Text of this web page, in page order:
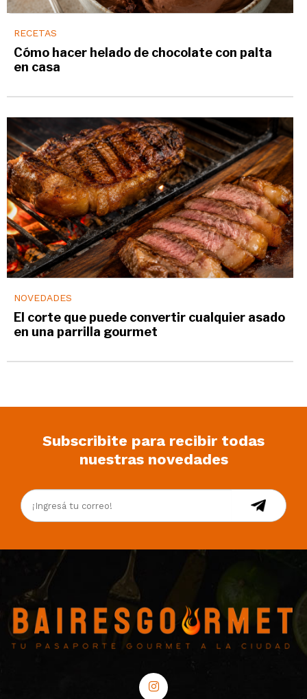
RECETAS
Cómo hacer helado de chocolate con palta
en casa
NOVEDADES
El corte que puede convertir cualquier asado
en una parrilla gourmet
Subscribite para recibir todas
nuestras novedades